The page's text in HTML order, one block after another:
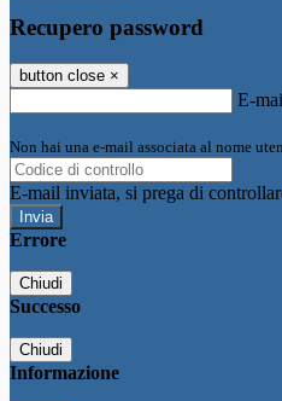
Recupero password
button close ×
E-
Non hai una e-mail associata al nome
E-mail inviata, si prega di
Errore
Chiudi
Successo
Chiudi
Informazione